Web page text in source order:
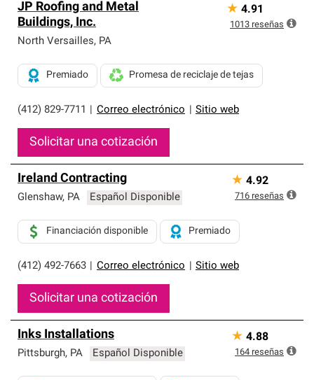
JP Roofing and Metal
Buildings, Inc.
North Versailles, PA
(412) 829-7711 Correo electrónico Sitio web
Premiado Promesa de reciclaje de tejas
Solicitar una cotización
★ 4.91
1013 reseñas
Ireland Contracting
Glenshaw, PA Español Disponible
(412) 492-7663 Correo electrónico Sitio web
Financiación disponible Premiado
Solicitar una cotización
★ 4.92
716 reseñas
Inks Installations
Pittsburgh, PA Español Disponible
★ 4.88
164 reseñas